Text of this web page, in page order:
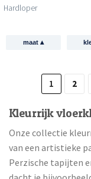
Hardloper
maat ▴
1 2
Kleurrijk
Onze collectie
van een artistieke
Perzische tapijten